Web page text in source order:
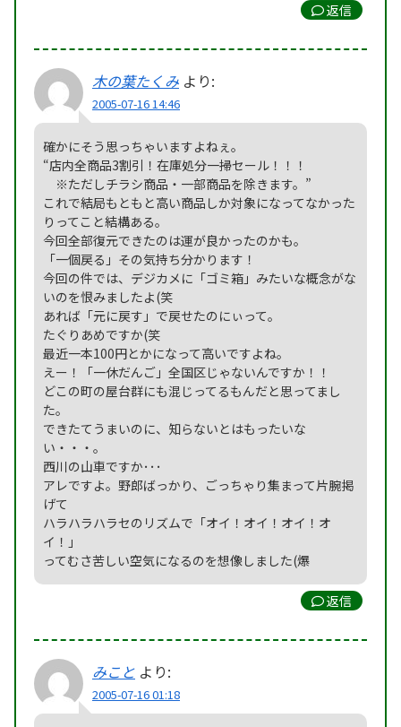
返信
木の葉たくみ より:
2005-07-16 14:46
確かにそう思っちゃいますよねぇ。
“店内全商品3割引！在庫処分一掃セール！！！
※ただしチラシ商品・一部商品を除きます。”
これで結局もともと高い商品しか対象になってなかった
りってこと結構ある。
今回全部復元できたのは運が良かったのかも。
「一個戻る」その気持ち分かります！
今回の件では、デジカメに「ゴミ箱」みたいな概念がな
いのを恨みましたよ(笑
あれば「元に戻す」で戻せたのにぃって。
たぐりあめですか(笑
最近一本100円とかになって高いですよね。
えー！「一休だんご」全国区じゃないんですか！！
どこの町の屋台群にも混じってるもんだと思ってまし
た。
できたてうまいのに、知らないとはもったいな
い・・・。
西川の山車ですか･･･
アレですよ。野郎ばっかり、ごっちゃり集まって片腕掲
げて
ハラハラハラセのリズムで「オイ！オイ！オイ！オ
イ！」
ってむさ苦しい空気になるのを想像しました(爆
返信
みこと より:
2005-07-16 01:18